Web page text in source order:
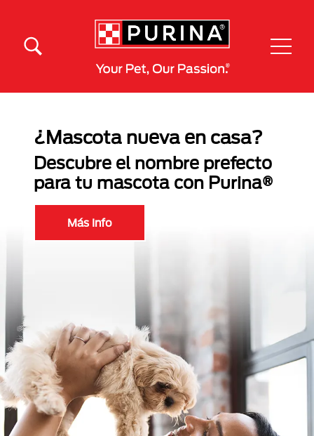
¿Mascota nueva en casa?
Descubre el nombre prefecto
para tu mascota con Purina®
Más Info